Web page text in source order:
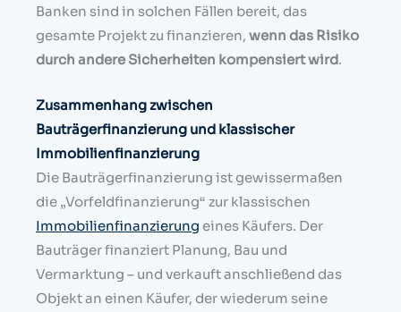
Banken sind in solchen Fällen bereit, das
gesamte Projekt zu finanzieren, wenn das Risiko
durch andere Sicherheiten kompensiert wird.
Zusammenhang zwischen
Bauträgerfinanzierung und klassischer
Immobilienfinanzierung
Die Bauträgerfinanzierung ist gewissermaßen
die „Vorfeldfinanzierung“ zur klassischen
Immobilienfinanzierung eines Käufers. Der
Bauträger finanziert Planung, Bau und
Vermarktung – und verkauft anschließend das
Objekt an einen Käufer, der wiederum seine